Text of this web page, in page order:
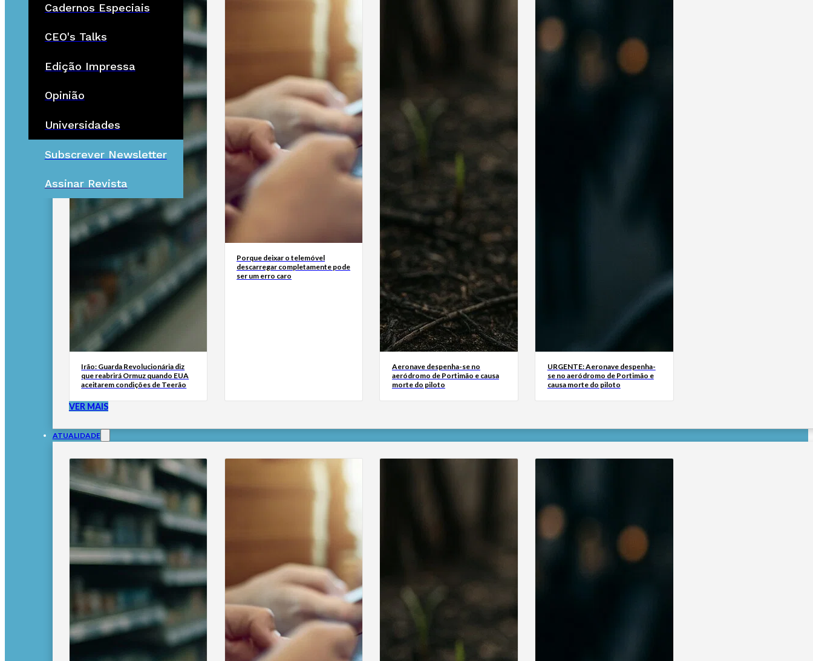
Cadernos Especiais
CEO's Talks
Edição Impressa
Opinião
Universidades
Subscrever Newsletter
Assinar Revista
Irão: Guarda Revolucionária diz
que reabrirá Ormuz quando EUA
aceitarem condições de Teerão
Porque deixar o telemóvel
descarregar completamente pode
ser um erro caro
Aeronave despenha-se no
aeródromo de Portimão e causa
morte do piloto
URGENTE: Aeronave despenha-
se no aeródromo de Portimão e
causa morte do piloto
VER MAIS
ATUALIDADE